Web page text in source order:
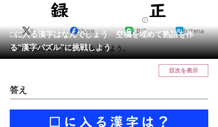
会員記事
メディア
ITの今と未来を見通す
スマホと通信の最新トレンド
□に入る漢字はなんでしょう 空欄を埋めて熟語を作
る“漢字パズル”に挑戦しよう
X Share LINE hatena
4つの熟語が成立する漢字を入れよう。
目次を表示
答え